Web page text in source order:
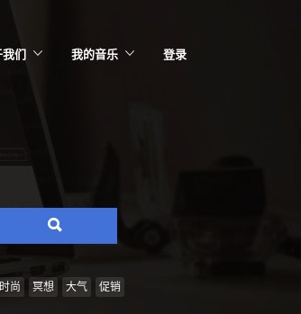
们 我的音乐 登录
搜
情
时尚 冥想 大气 促销